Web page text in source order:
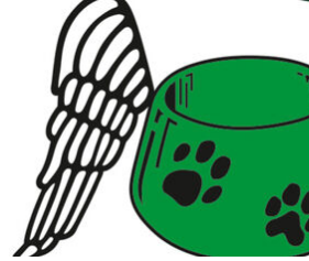
Zum Hauptinhalt springen
Erklärung zur Barrierefreiheit anzeigen